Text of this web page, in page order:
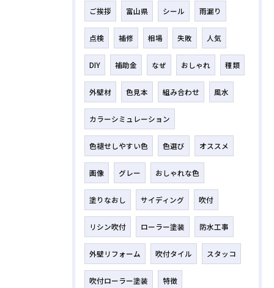
ご挨拶 富山県 シール 雨漏り
点検 補修 相場 失敗 人気
DIY 補助金 なぜ おしゃれ 種類
外壁材 色見本 組み合わせ 風水
カラーシミュレーション
色褪せしやすい色 色選び オススメ
画像 グレー おしゃれな色
塗りなおし サイディング 吹付
リシン吹付 ローラー塗装 防水工事
外壁リフォーム 吹付タイル スタッコ
吹付ローラー塗装 特徴